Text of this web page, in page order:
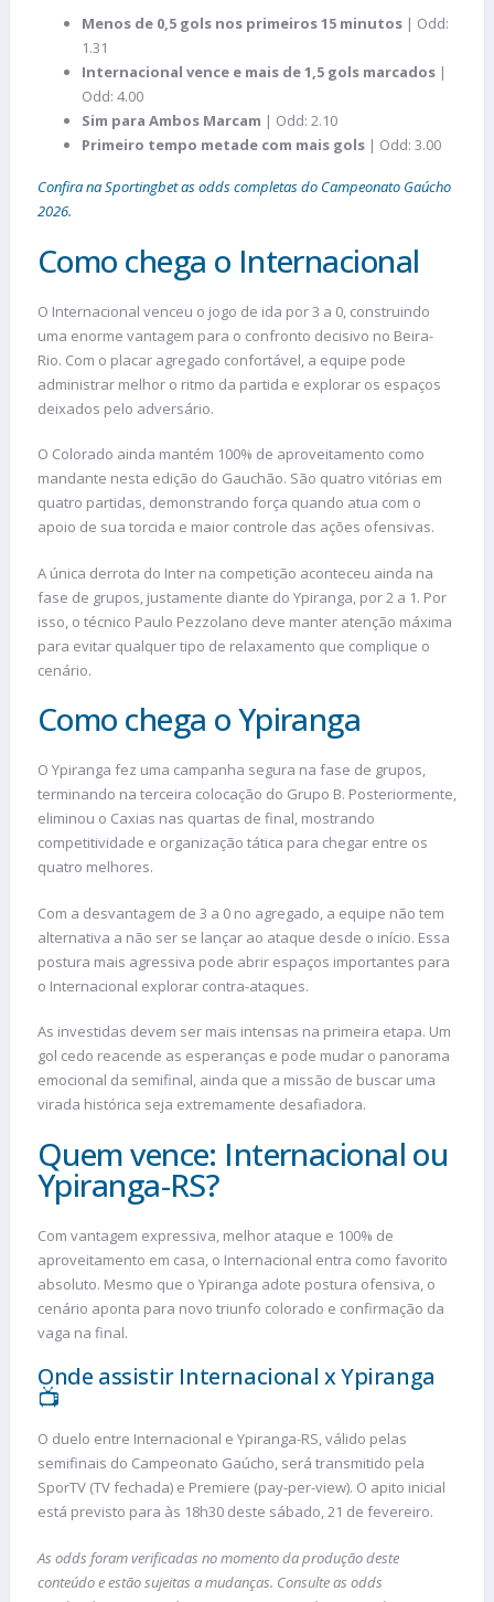
Menos de 0,5 gols nos primeiros 15 minutos | Odd:
1.31
Internacional vence e mais de 1,5 gols marcados |
Odd: 4.00
Sim para Ambos Marcam | Odd: 2.10
Primeiro tempo metade com mais gols | Odd: 3.00
Confira na Sportingbet as odds completas do Campeonato Gaúcho
2026.
Como chega o Internacional
O Internacional venceu o jogo de ida por 3 a 0, construindo
uma enorme vantagem para o confronto decisivo no Beira-
Rio. Com o placar agregado confortável, a equipe pode
administrar melhor o ritmo da partida e explorar os espaços
deixados pelo adversário.
O Colorado ainda mantém 100% de aproveitamento como
mandante nesta edição do Gauchão. São quatro vitórias em
quatro partidas, demonstrando força quando atua com o
apoio de sua torcida e maior controle das ações ofensivas.
A única derrota do Inter na competição aconteceu ainda na
fase de grupos, justamente diante do Ypiranga, por 2 a 1. Por
isso, o técnico Paulo Pezzolano deve manter atenção máxima
para evitar qualquer tipo de relaxamento que complique o
cenário.
Como chega o Ypiranga
O Ypiranga fez uma campanha segura na fase de grupos,
terminando na terceira colocação do Grupo B. Posteriormente,
eliminou o Caxias nas quartas de final, mostrando
competitividade e organização tática para chegar entre os
quatro melhores.
Com a desvantagem de 3 a 0 no agregado, a equipe não tem
alternativa a não ser se lançar ao ataque desde o início. Essa
postura mais agressiva pode abrir espaços importantes para
o Internacional explorar contra-ataques.
As investidas devem ser mais intensas na primeira etapa. Um
gol cedo reacende as esperanças e pode mudar o panorama
emocional da semifinal, ainda que a missão de buscar uma
virada histórica seja extremamente desafiadora.
Quem vence: Internacional ou
Ypiranga-RS?
Com vantagem expressiva, melhor ataque e 100% de
aproveitamento em casa, o Internacional entra como favorito
absoluto. Mesmo que o Ypiranga adote postura ofensiva, o
cenário aponta para novo triunfo colorado e confirmação da
vaga na final.
Onde assistir Internacional x Ypiranga
📺
O duelo entre Internacional e Ypiranga-RS, válido pelas
semifinais do Campeonato Gaúcho, será transmitido pela
SporTV (TV fechada) e Premiere (pay-per-view). O apito inicial
está previsto para às 18h30 deste sábado, 21 de fevereiro.
As odds foram verificadas no momento da produção deste
conteúdo e estão sujeitas a mudanças. Consulte as odds